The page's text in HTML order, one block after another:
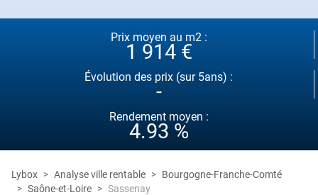
Prix moyen au m2 :
1 914 €
Évolution des prix (sur 5ans) :
-
Rendement moyen :
4.93 %
Lybox Analyse ville rentable
Bourgogne-Franche-Comté
Saône-et-Loire
Sassenay